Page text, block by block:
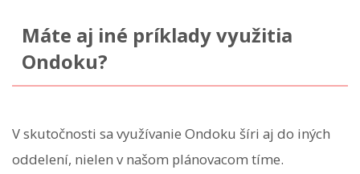
Máte aj iné príklady využitia
Ondoku?
V skutočnosti sa využívanie Ondoku šíri aj do iných
oddelení, nielen v našom plánovacom tíme.